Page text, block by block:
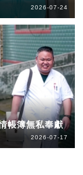
2026-07-24
帳簿無私奉獻
2026-07-17